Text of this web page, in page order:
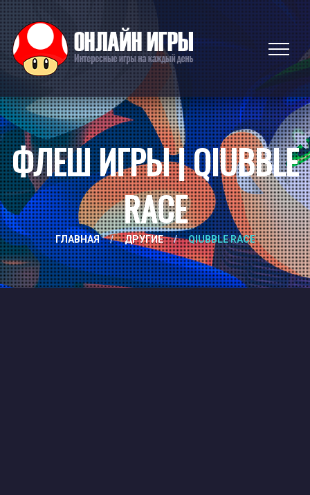
ФЛЕШ ИГРЫ | QIUBBLE
RACE
ГЛАВНАЯ / ДРУГИЕ / QIUBBLE RACE